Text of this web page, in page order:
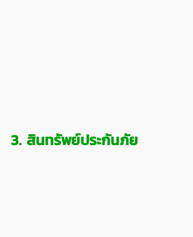
3. สินทรัพย์ประกันภัย